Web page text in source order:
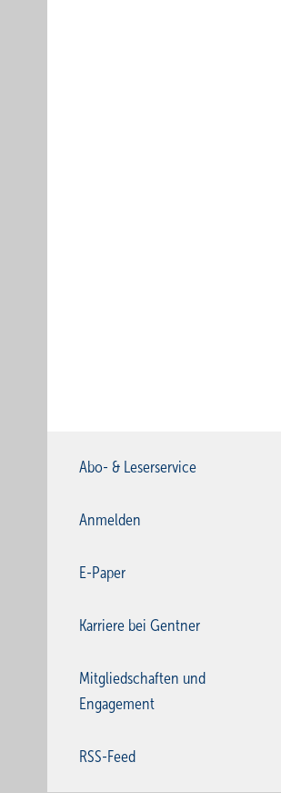
Abo- & Leserservice
Anmelden
E-Paper
Karriere bei Gentner
Mitgliedschaften und
Engagement
RSS-Feed